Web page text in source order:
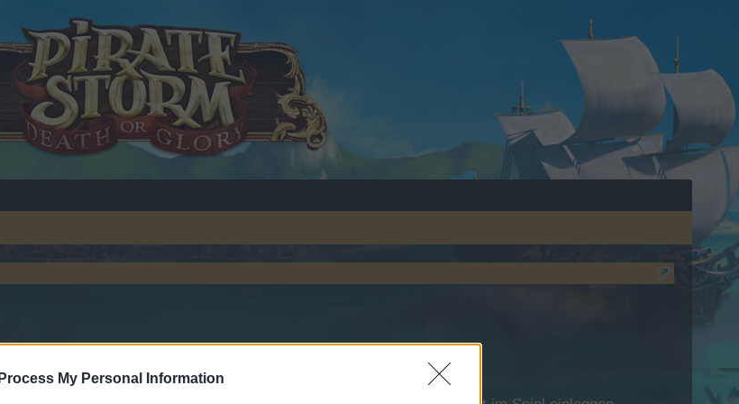
My Personal Information